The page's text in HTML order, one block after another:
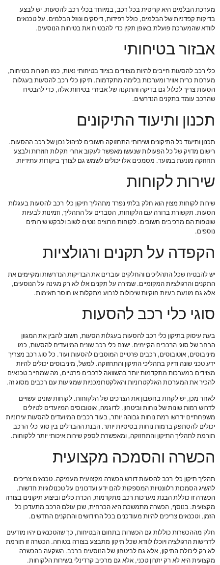
מערכת הבלמים היא קריטית בכל רכב, במיוחד בכלי רכב להסעות. יש לבצע
בדיקות קפדניות של הבלמים, כולל רפידות, דיסקים ונוזל הבלמים. על טכנאים
לוודא שהמערכת פועלת באופן תקין כדי להבטיח את בטיחות הנוסעים.
אבזור בטיחותי
כלי רכב להסעות חייבים להיות מצוידים בציוד בטיחותי נאות, כמו חגורות בטיחות,
מערכות כרית אוויר ומערכות בלימה מתקדמות. תיקון כלי רכב להסעות בעגלות
הסעות צריך לכלול גם בדיקה והתקנה של אביזרי בטיחות אלה, כדי להבטיח
שהרכב עומד בתקנים הנדרשים.
תכנון ותיעוד התיקונים
תכנון ותיעוד כל התיקונים ושירותי התחזוקה חשובים לניהול נכון של רכב ההסעות.
רישום מדויק של כל הפעולות שנעשו מאפשר לעקוב אחרי תקלות חוזרות ולבצע
תחזוקה מונעת במועד. מסמכים אלו יכולים לשמש גם לצורך ביקורות עתידיות.
שירות לקוחות
שירות לקוחות מצוין הוא חלק בלתי נפרד מתהליך תיקון כלי רכב להסעות בעגלות
הסעות. תקשורת ברורה עם הלקוחות, הסברים על התהליך, וזמינות לבעיות
שוטפות הם מרכיבים חשובים. לקוחות מרוצים נוטים לשוב ולבקש שירותים
נוספים.
הקפדה על תקנים ורגולציות
יש להבטיח שכל התהליכים והחלקים עוברים את הבדיקות הנדרשות ומקיימים את
התקנים והרגולציות המקומיים. שמירה על תקנים אלו לא רק מגינה על הנוסעים,
אלא גם מונעת בעיות חוקיות שיכולות לנבוע מתקלות או חוסר תאימות.
סוגי כלי רכב להסעות
בעת עיסוק בתיקון כלי רכב להסעות בעגלות הסעות, חשוב להבין את המגוון
הרחב של סוגי הרכבים הקיימים. ישנם כלי רכב שונים המיועדים להסעות, כמו
מיניבוסים, אוטובוסים, רכבים פרטיים המוסבים להסעות ועוד. כל סוג רכב מצריך
ידע טכני שונה ודיוק בתהליכי התיקון והתחזוקה. למשל, מיניבוסים יכולים להיות
מצוידים במערכות מתקדמות יותר בהשוואה לרכבים פרטיים, מה שמחייב טכנאים
להכיר את המערכות האלקטרוניות והאלקטרומכניות שמגיעות עם רכבים מסוג זה.
לאחר מכן, יש לקחת בחשבון את הצרכים של הלקוחות. לקוחות שונים עשויים
לדרוש רמות שונות של נוחות וביטחון. לדוגמה, אוטובוסים המיועדים לטיולים
משפחתיים ידרשו רמת נוחות גבוהה יותר, בעוד רכבים המיועדים להסעות עירוניות
יכולים להסתפק ברמות נוחות בסיסיות יותר. הבנת ההבדלים בין סוגי כלי הרכב
תורמת לתהליך התיקון והתחזוקה, ומאפשרת לספק שירות איכותי יותר ללקוחות.
הכשרה והסמכה מקצועית
תהליך תיקון כלי רכב להסעות דורש הכשרה מקצועית מעמיקה. טכנאים צריכים
להשיג הסמכות רלוונטיות המספקות להם ידע ועדכונים על טכנולוגיות חדשות.
הכשרה זו כוללת הבנת מערכות רכב מתקדמות, הכרת כלים וביצוע תיקונים בצורה
מקצועית. בנוסף, הכשרה מתמשכת היא הכרחית, שכן עולם הרכב מתעדכן כל
הזמן, וטכנאים צריכים להיות מעודכנים בכל החידושים והתקנים החדשים.
חלק מההכשרות כוללות גם הכשרות בתחום הבטיחות, כך שהטכנאים יהיו מודעים
לדרישות הרגולציה ויוכלו לוודא שכל תיקון מתבצע בצורה בטוחה. הכשרה זו תורמת
לא רק ליכולת התיקון, אלא גם לביטחון של הנוסעים ברכב. השקעה בהכשרה
מקצועית היא לא רק יתרון טכני, אלא גם מרכיב קרדינלי בשירות הלקוחות.